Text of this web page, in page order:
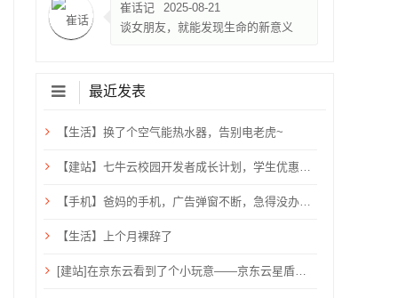
崔话记
2025-08-21
谈女朋友，就能发现生命的新意义
最近发表
【生活】换了个空气能热水器，告别电老虎~
【建站】七牛云校园开发者成长计划，学生优惠，需验证学生邮箱
【手机】爸妈的手机，广告弹窗不断，急得没办法只能关机重启？用ADB卸载快应用框架！
【生活】上个月裸辞了
[建站]在京东云看到了个小玩意——京东云星盾安全加速。